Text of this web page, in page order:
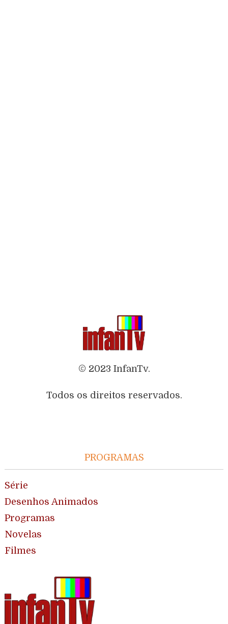
© 2023 InfanTv.
Todos os direitos reservados.
PROGRAMAS
Série
Desenhos Animados
Programas
Novelas
Filmes